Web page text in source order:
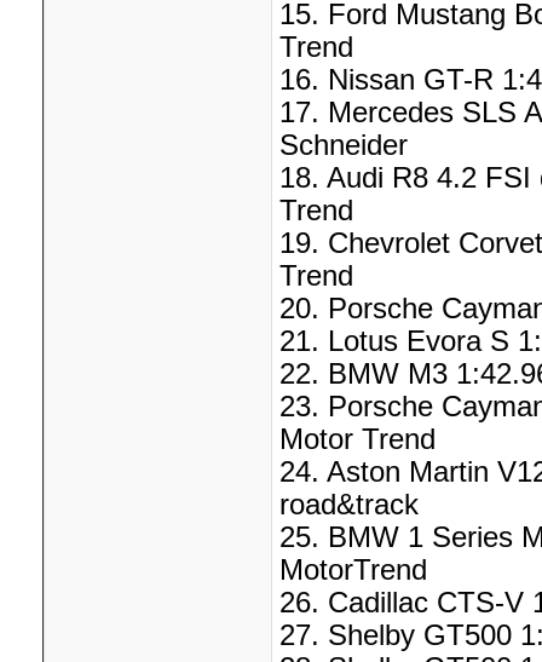
15. Ford Mustang
Trend
16. Nissan GT-R
17. Mercedes SLS
Schneider
18. Audi R8 4.2
Trend
19. Chevrolet
Trend
20. Porsche
21. Lotus Evora S
22. BMW M3
23. Porsche
Motor Trend
24. Aston Martin
road&track
25. BMW 1 Series
MotorTrend
26. Cadillac CTS-V
27. Shelby GT500